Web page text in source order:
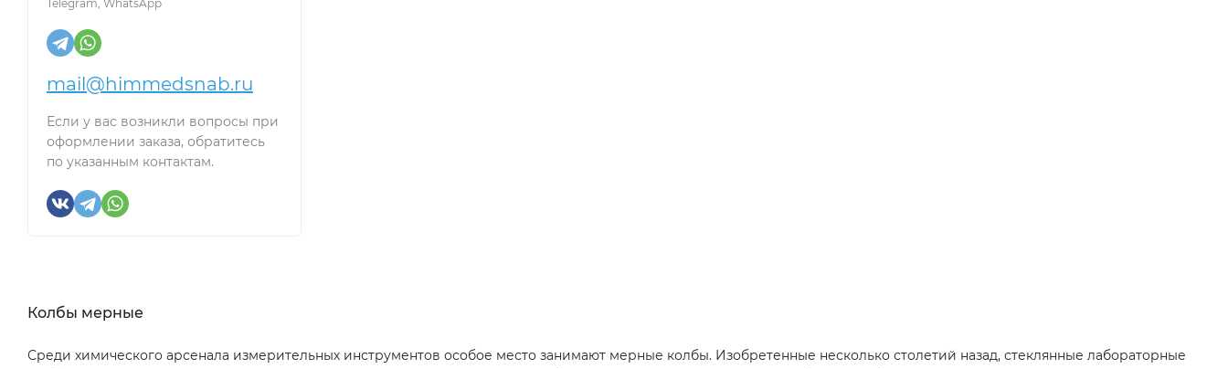
Telegram, WhatsApp
mail@himmedsnab.ru
Если у вас возникли вопросы при
оформлении заказа, обратитесь
по указанным контактам.
Колбы мерные
Среди химического арсенала измерительных инструментов особое место занимают мерные колбы. Изобретенные несколько столетий назад, стеклянные лабораторные